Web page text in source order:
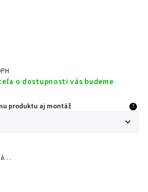
o dostupnosti vás budeme
produktu aj montáž ?